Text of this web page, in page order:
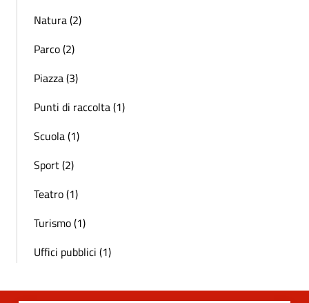
Natura (2)
Parco (2)
Piazza (3)
Punti di raccolta (1)
Scuola (1)
Sport (2)
Teatro (1)
Turismo (1)
Uffici pubblici (1)